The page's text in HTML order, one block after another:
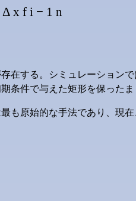
Δ x f i − 1 n
在する。シミュレーション
条件で与えた矩形を保った
も原始的な手法であり、現